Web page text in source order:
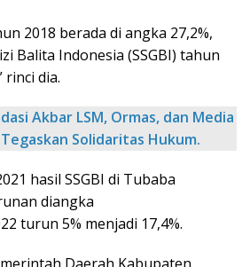
2018 berada di angka 27,2%,
Balita Indonesia (SSGBI) tahun
rinci dia.
Akbar LSM, Ormas, dan Media
Solidaritas Hukum.
hasil SSGBI di Tubaba
diangka
turun 5% menjadi 17,4%.